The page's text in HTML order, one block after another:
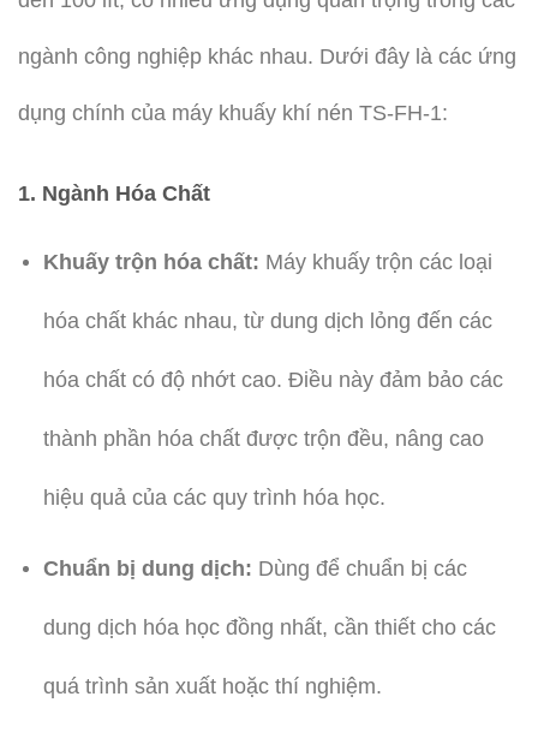
ngành công nghiệp khác nhau. Dưới đây là các ứng
dụng chính của máy khuấy khí nén TS-FH-1:
1. Ngành Hóa Chất
Khuấy trộn hóa chất: Máy khuấy trộn các loại
hóa chất khác nhau, từ dung dịch lỏng đến các
hóa chất có độ nhớt cao. Điều này đảm bảo các
thành phần hóa chất được trộn đều, nâng cao
hiệu quả của các quy trình hóa học.
Chuẩn bị dung dịch: Dùng để chuẩn bị các
dung dịch hóa học đồng nhất, cần thiết cho các
quá trình sản xuất hoặc thí nghiệm.